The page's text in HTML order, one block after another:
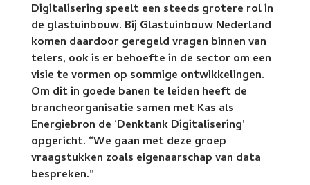
Digitalisering speelt een steeds grotere rol in
de glastuinbouw. Bij Glastuinbouw Nederland
komen daardoor geregeld vragen binnen van
telers, ook is er behoefte in de sector om een
visie te vormen op sommige ontwikkelingen.
Om dit in goede banen te leiden heeft de
brancheorganisatie samen met Kas als
Energiebron de ‘Denktank Digitalisering’
opgericht. “We gaan met deze groep
vraagstukken zoals eigenaarschap van data
bespreken.”